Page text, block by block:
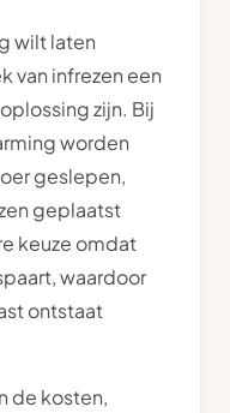
wilt laten
van infrezen een
zijn. Bij
worden
geslepen,
geplaatst
keuze omdat
waardoor
ontstaat
de kosten,